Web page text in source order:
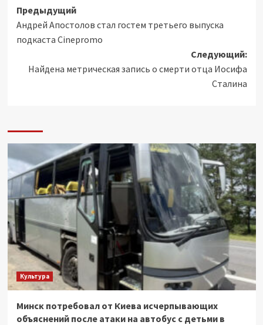
Навигация
записи
Предыдущий
Андрей Апостолов стал гостем третьего выпуска
подкаста Cinepromo
Следующий:
Найдена метрическая запись о смерти отца Иосифа
Сталина
Культура
Минск потребовал от Киева исчерпывающих
объяснений после атаки на автобус с детьми в